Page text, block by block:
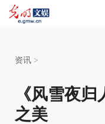
资讯 >
《风雪夜
之美